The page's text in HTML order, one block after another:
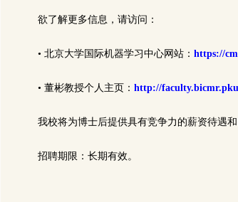
欲了解更多信息，请访问：
• 北京大学国际机器学习中心网站： https://
• 董彬教授个人主页： http://
我校将为博士后提供具有竞争力的薪资待遇
招聘期限：长期有效。